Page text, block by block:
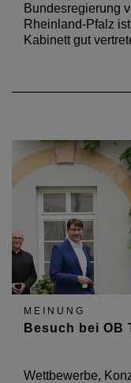
Bundesregierung
Rheinland-Pfalz
Kabinett gut
MEINUNG
Besuch bei OB
Wettbewerbe,